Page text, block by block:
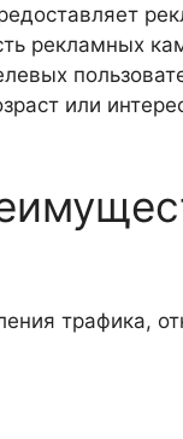
рекламных
или
трафика,